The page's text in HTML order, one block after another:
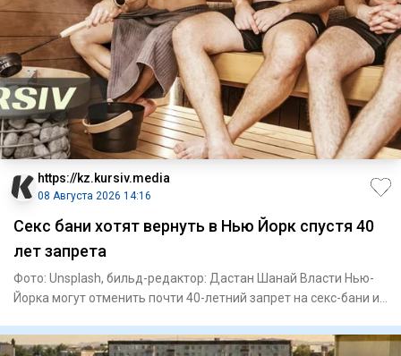
https://kz.kursiv.media
08 Августа 2026 14:16
Секс бани хотят вернуть в Нью Йорк спустя 40
лет запрета
Фото: Unsplash, бильд-редактор: Дастан Шанай Власти Нью-
Йорка могут отменить почти 40-летний запрет на секс-бани и